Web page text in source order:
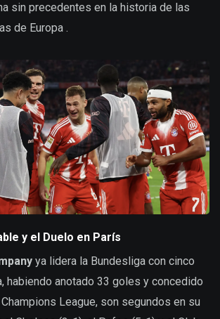
sin precedentes en la historia de las
de Europa .
y el Duelo en París
ya lidera la Bundesliga con cinco
habiendo anotado 33 goles y concedido
League, son segundos en su